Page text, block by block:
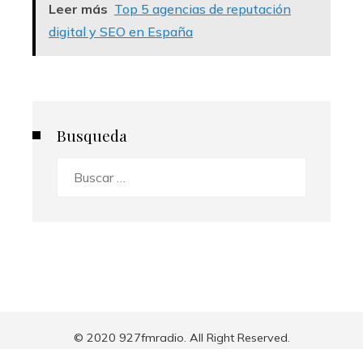
Leer más Top 5 agencias de reputación
digital y SEO en España
Busqueda
© 2020 927fmradio. All Right Reserved.